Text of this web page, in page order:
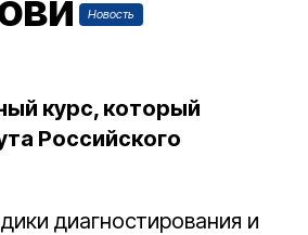
Новость
курс, который
Российского
диагностирования и